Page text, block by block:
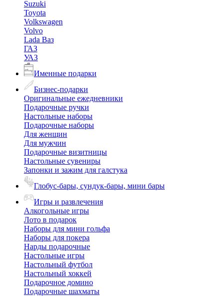
Suzuki
Toyota
Volkswagen
Volvo
Lada Ваз
ГАЗ
УАЗ
Именные подарки
Бизнес-подарки
Оригинальные ежедневники
Подарочные ручки
Настольные наборы
Подарочные наборы
Для женщин
Для мужчин
Подарочные визитницы
Настольные сувениры
Запонки и зажим для галстука
Глобус-бары, сундук-бары, мини бары
Игры и развлечения
Алкогольные игры
Лото в подарок
Наборы для мини гольфа
Наборы для покера
Нарды подарочные
Настольные игры
Настольный футбол
Настольный хоккей
Подарочное домино
Подарочные шахматы